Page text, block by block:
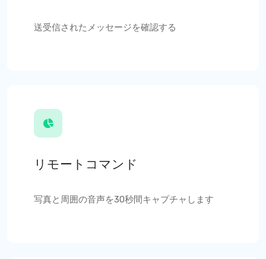
送受信されたメッセージを確認する
リモートコマンド
写真と周囲の音声を30秒間キャプチャします